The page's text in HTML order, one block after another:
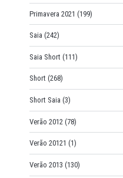
Primavera 2021 (199)
Saia (242)
Saia Short (111)
Short (268)
Short Saia (3)
Verão 2012 (78)
Verão 20121 (1)
Verão 2013 (130)